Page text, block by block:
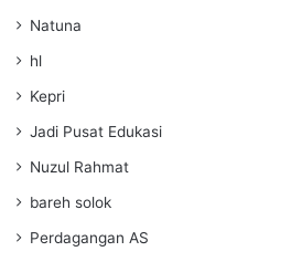
Natuna
hl
Kepri
Jadi Pusat Edukasi
Nuzul Rahmat
bareh solok
Perdagangan AS